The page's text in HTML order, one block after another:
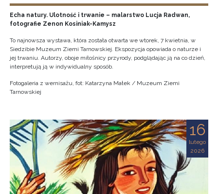
Echa natury. Ulotność i trwanie – malarstwo Lucja Radwan,
fotografie Zenon Kosiniak-Kamysz
To najnowsza wystawa, która została otwarta we wtorek, 7 kwietnia, w
Siedzibie Muzeum Ziemi Tarnowskiej. Ekspozycja opowiada o naturze i
jej trwaniu. Autorzy, oboje miłośnicy przyrody, podglądając ją na co dzień,
interpretują ją w indywidualny sposób.
Fotogaleria z wernisażu, fot: Katarzyna Małek / Muzeum Ziemi
Tarnowskiej
16
lutego
2026